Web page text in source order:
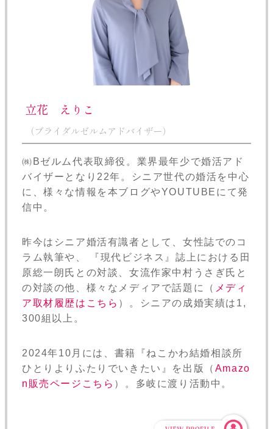
立花 えりこ
（ブライダルゼルムアドバイザー）
㈱Bゼルム代表取締役。業界最年少で婚活アド
バイザーとなり22年。シニア世代の婚活を中心
に、様々な情報を本ブログやYOUTUBEにて発
信中。
昨今はシニア婚活有識者として、女性誌でのコ
ラム執筆や、 『現代ビジネス』誌上における田
原総一朗氏との対談、女流作家中村うさぎ氏と
の対談の他、様々なメディアで話題に（ メディ
ア取材履歴はこちら ）。シニアの成婚実績は1,
300組以上。
2024年10月には、書籍『ねこかわ結婚相談所
ひとりよりふたりでいきたい』を出版（ Amazo
n販売ページこちら ）。多岐に渡り活動中。